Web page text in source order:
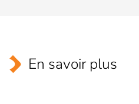
En savoir plus